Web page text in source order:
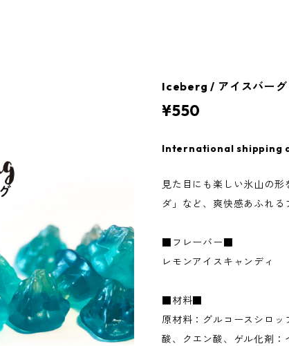
Iceberg / アイスバー
¥550
International shipping
見た目にも楽しい氷山の
ダ」など、爽快感あふれる
■フレーバー■
レモンアイスキャンディ
■材料■
原材料：グルコースシロ
酸、クエン酸、ゲル化剤：